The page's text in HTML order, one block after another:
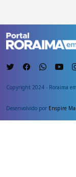
Copyright 2024 - Roraima
Desenvolvido por Enspire